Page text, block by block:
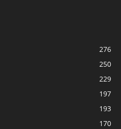
276
250
229
197
193
170